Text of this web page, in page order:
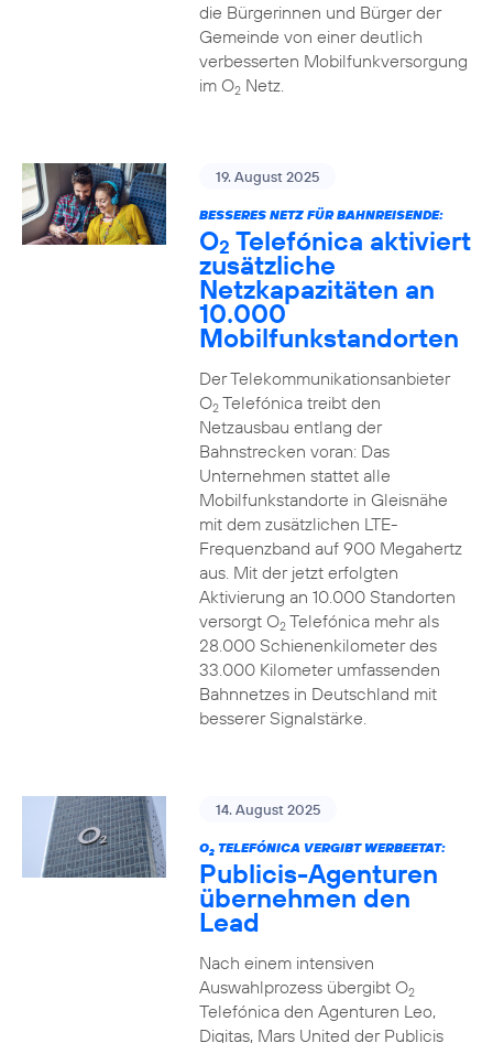
die Bürgerinnen und Bürger der
Gemeinde von einer deutlich
verbesserten Mobilfunkversorgung
im O2Netz.
19. August 2025
BESSERES NETZ FÜR BAHNREISENDE:
O2 Telefónica aktiviert
zusätzliche
Netzkapazitäten an
10.000
Mobilfunkstandorten
Der Telekommunikationsanbieter
O2Telefónica treibt den
Netzausbau entlang der
Bahnstrecken voran: Das
Unternehmen stattet alle
Mobilfunkstandorte in Gleisnähe
mit dem zusätzlichen LTE-
Frequenzband auf 900 Megahertz
aus. Mit der jetzt erfolgten
Aktivierung an 10.000 Standorten
versorgt O2Telefónica mehr als
28.000 Schienenkilometer des
33.000 Kilometer umfassenden
Bahnnetzes in Deutschland mit
besserer Signalstärke.
14. August 2025
O2TELEFÓNICA VERGIBT WERBEETAT:
Publicis-Agenturen
übernehmen den
Lead
Nach einem intensiven
Auswahlprozess übergibt O2
Telefónica den Agenturen Leo,
Digitas, Mars United der Publicis